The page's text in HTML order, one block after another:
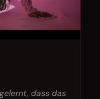
dass das